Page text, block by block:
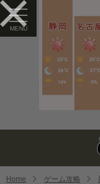
Home ゲーム攻略